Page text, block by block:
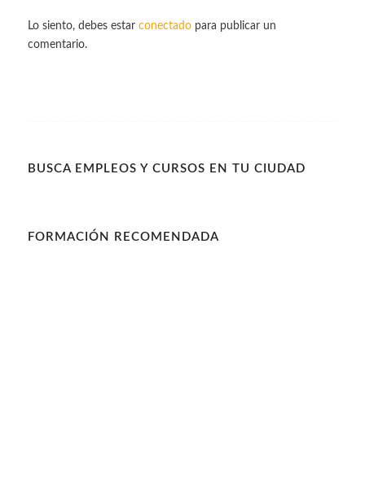
Lo siento, debes estar conectadopara publicar un
comentario.
BUSCA EMPLEOS Y CURSOS EN TU CIUDAD
FORMACIÓN RECOMENDADA